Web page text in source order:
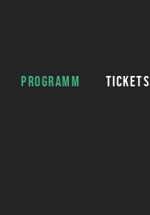
PROGRAMM TICKETS